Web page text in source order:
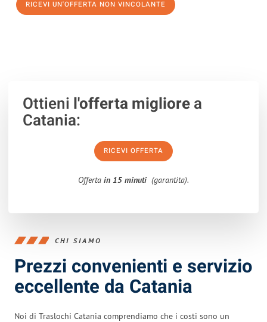
RICEVI UN'OFFERTA NON VINCOLANTE
Ottieni l'offerta migliorea
Catania:
RICEVI OFFERTA
Offerta in 15 minuti (garantita).
CHI SIAMO
Prezzi convenienti e servizio
eccellente da Catania
Noi di Traslochi Catania comprendiamo che i costi sono un